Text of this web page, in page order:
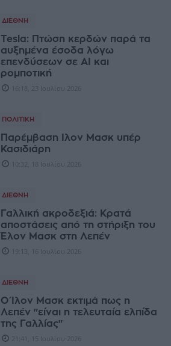
ΔΙΕΘΝΉ
Tesla: Πτώση κερδών παρά τα
αυξημένα έσοδα λόγω
επενδύσεων σε AI και
ρομποτική
16:18, 23 Ιουλίου 2026
ΠΟΛΙΤΙΚΉ
Παρέμβαση Ιλον Μασκ υπέρ
Κασιδιάρη
10:32, 18 Ιουλίου 2026
ΔΙΕΘΝΉ
Γαλλική ακροδεξιά: Κρατά
αποστάσεις από τη στήριξη του
Έλον Μασκ στη Λεπέν
19:13, 16 Ιουλίου 2026
ΔΙΕΘΝΉ
Ο Ίλον Μασκ εκτιμά πως η
Λεπέν "είναι η τελευταία ελπίδα
της Γαλλίας"
21:41, 15 Ιουλίου 2026